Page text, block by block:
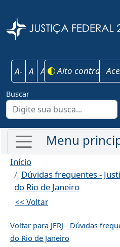
A- A A+ Alto contraste
Buscar
Início
Dúvidas frequentes -
do Rio de Janeiro
<< Voltar
Voltar para JFRJ - Dúvidas
do Rio de Janeiro